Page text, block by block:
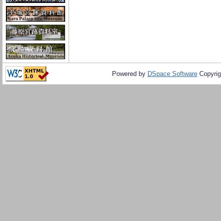
Powered by DSpace Software